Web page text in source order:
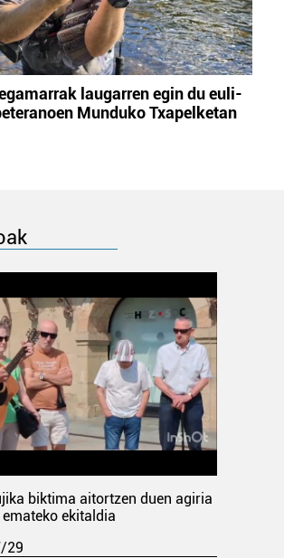
laugarren egin du euli-
Munduko Txapelketan
biktima aitortzen duen agiria
ekitaldia
29